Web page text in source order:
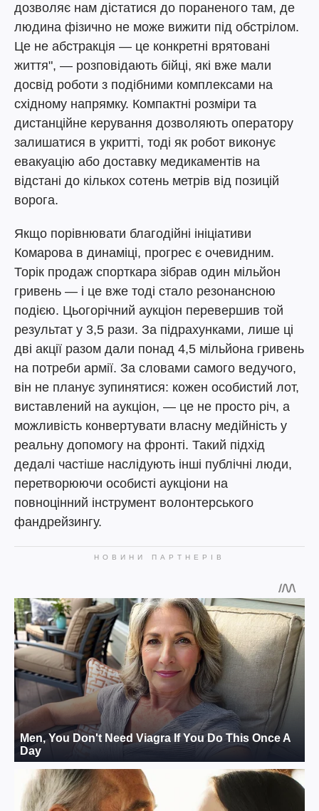
дозволяє нам дістатися до пораненого там, де
людина фізично не може вижити під обстрілом.
Це не абстракція — це конкретні врятовані
життя", — розповідають бійці, які вже мали
досвід роботи з подібними комплексами на
східному напрямку. Компактні розміри та
дистанційне керування дозволяють оператору
залишатися в укритті, тоді як робот виконує
евакуацію або доставку медикаментів на
відстані до кількох сотень метрів від позицій
ворога.
Якщо порівнювати благодійні ініціативи
Комарова в динаміці, прогрес є очевидним.
Торік продаж спорткара зібрав один мільйон
гривень — і це вже тоді стало резонансною
подією. Цьогорічний аукціон перевершив той
результат у 3,5 рази. За підрахунками, лише ці
дві акції разом дали понад 4,5 мільйона гривень
на потреби армії. За словами самого ведучого,
він не планує зупинятися: кожен особистий лот,
виставлений на аукціон, — це не просто річ, а
можливість конвертувати власну медійність у
реальну допомогу на фронті. Такий підхід
дедалі частіше наслідують інші публічні люди,
перетворюючи особисті аукціони на
повноцінний інструмент волонтерського
фандрейзингу.